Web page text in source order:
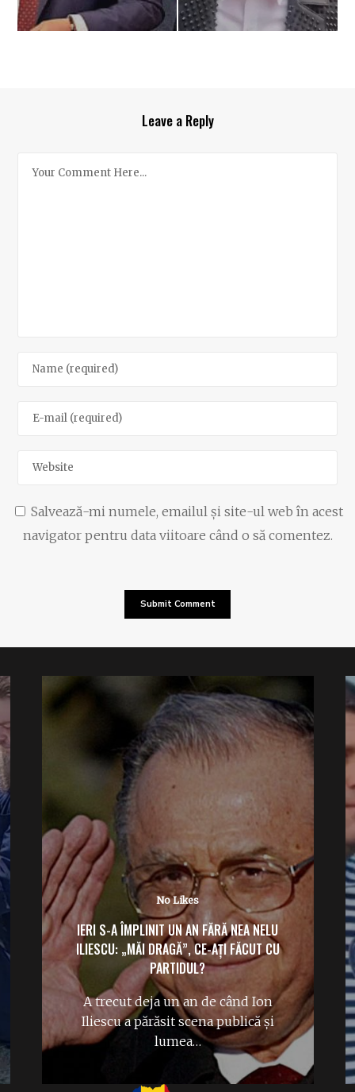
Leave a Reply
Salvează-mi numele, emailul și site-ul web în acest
navigator pentru data viitoare când o să comentez.
No Likes
IERI S-A ÎMPLINIT UN AN FĂRĂ NEA NELU
ILIESCU: „MĂI DRAGĂ”, CE-AȚI FĂCUT CU
PARTIDUL?
A trecut deja un an de când Ion
Iliescu a părăsit scena publică și
lumea…